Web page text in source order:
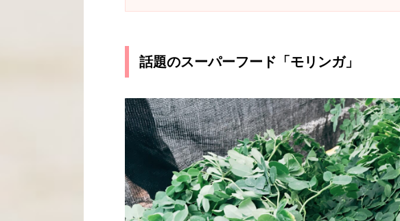
話題のスーパーフード「モリンガ」